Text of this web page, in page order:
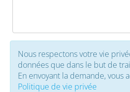
Nous respectons votre vie
données que dans le but de
En envoyant la demande, vous
Politique de vie privée